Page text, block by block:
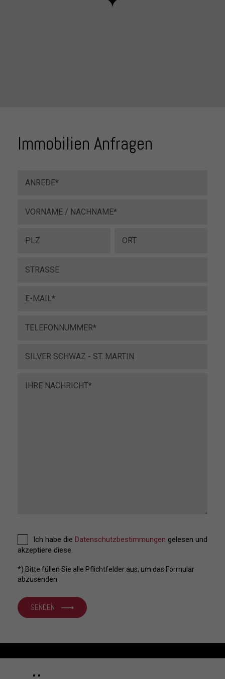
Immobilien Anfragen
Ich habe die Datenschutzbestimmungen gelesen und
akzeptiere diese.
*) Bitte füllen Sie alle Pflichtfelder aus, um das Formular
abzusenden
SENDEN